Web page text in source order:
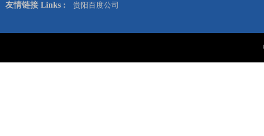
友情链接 Links : 贵阳百度公司